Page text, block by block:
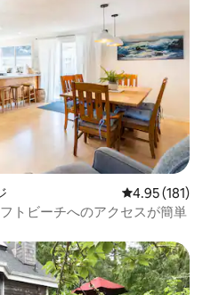
レビュー181
4.95 (181)
トビーチへのアクセスが簡単